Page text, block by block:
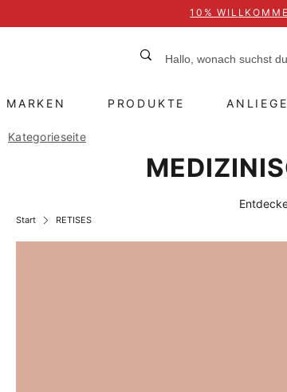
10%
MARKEN PRODUKTE
Kategorieseite
Start RETISES